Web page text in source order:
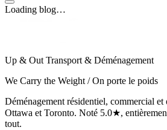
Loading blog…
Up & Out Transport & Déménagement
We Carry the Weight / On porte le poids
Déménagement résidentiel, commercial
Ottawa et Toronto. Noté 5.0★,
tout.